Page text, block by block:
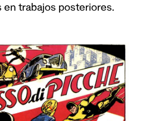
trabajos posteriores.